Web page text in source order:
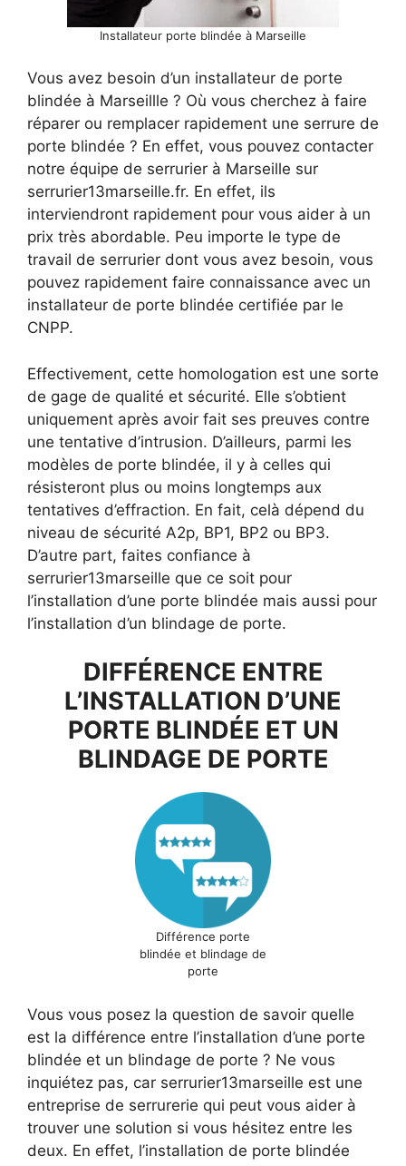
Installateur porte blindée à Marseille
Vous avez besoin d’un installateur de porte
blindée à Marseillle ? Où vous cherchez à faire
réparer ou remplacer rapidement une serrure de
porte blindée ? En effet, vous pouvez contacter
notre équipe de serrurier à Marseille sur
serrurier13marseille.fr. En effet, ils
interviendront rapidement pour vous aider à un
prix très abordable. Peu importe le type de
travail de serrurier dont vous avez besoin, vous
pouvez rapidement faire connaissance avec un
installateur de porte blindée certifiée par le
CNPP.
Effectivement, cette homologation est une sorte
de gage de qualité et sécurité. Elle s’obtient
uniquement après avoir fait ses preuves contre
une tentative d’intrusion. D’ailleurs, parmi les
modèles de porte blindée, il y à celles qui
résisteront plus ou moins longtemps aux
tentatives d’effraction. En fait, celà dépend du
niveau de sécurité A2p, BP1, BP2 ou BP3.
D’autre part, faites confiance à
serrurier13marseille que ce soit pour
l’installation d’une porte blindée mais aussi pour
l’installation d’un blindage de porte.
DIFFÉRENCE ENTRE
L’INSTALLATION D’UNE
PORTE BLINDÉE ET UN
BLINDAGE DE PORTE
Différence porte
blindée et blindage de
porte
Vous vous posez la question de savoir quelle
est la différence entre l’installation d’une porte
blindée et un blindage de porte ? Ne vous
inquiétez pas, car serrurier13marseille est une
entreprise de serrurerie qui peut vous aider à
trouver une solution si vous hésitez entre les
deux. En effet, l’installation de porte blindée